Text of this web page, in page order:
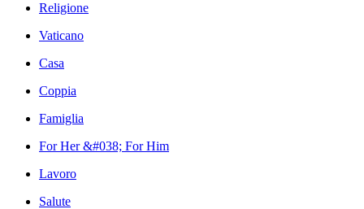
Religione
Vaticano
Casa
Coppia
Famiglia
For Her &#038; For Him
Lavoro
Salute